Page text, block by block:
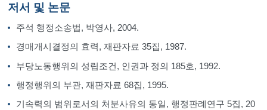
저서 및 논문
주석 행정소송법, 박영사, 2004.
경매개시결정의 효력, 재판자료 35집, 1987.
부당노동행위의 성립조건, 인권과 정의 185호, 1992.
행정행위의 부관, 재판자료 68집, 1995.
기속력의 범위로서의 처분사유의 동일, 행정판례연구 5집, 20